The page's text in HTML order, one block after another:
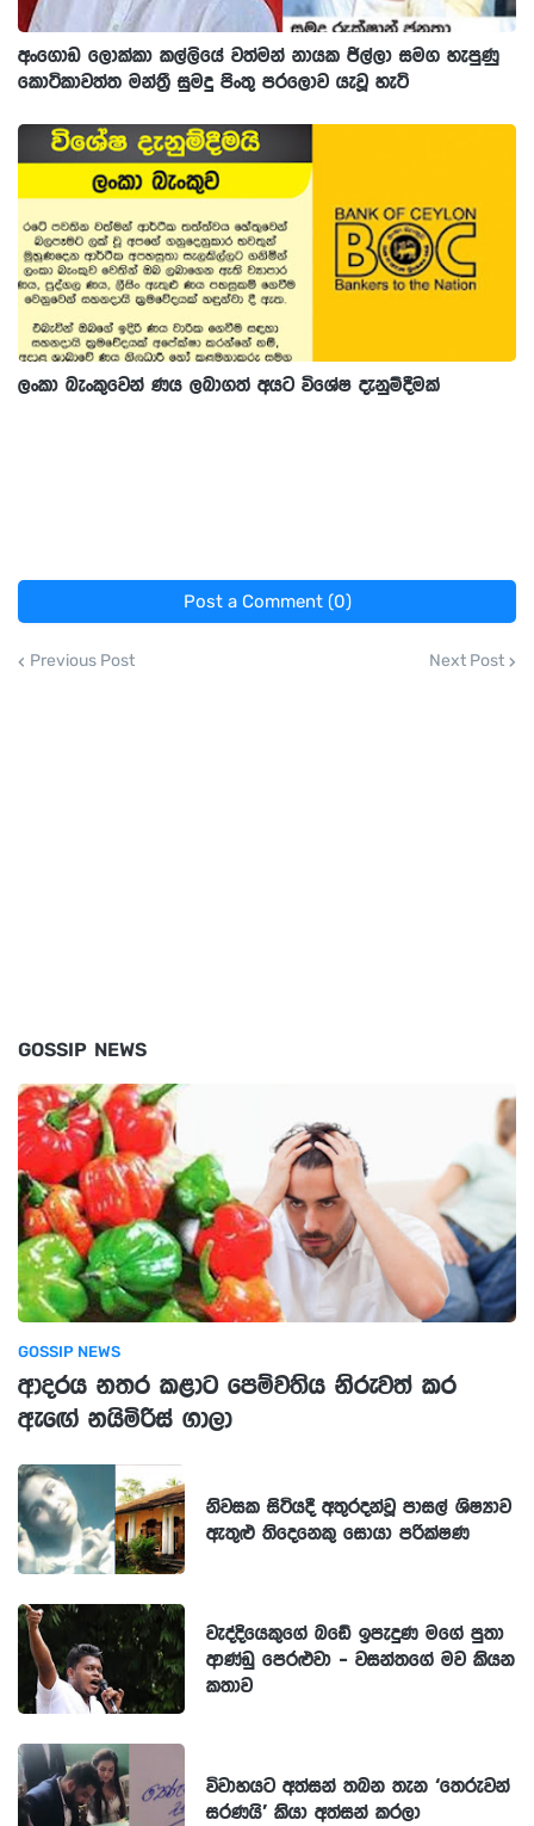
අංගොඩ ලොක්කා කල්ලියේ වත්මන් නායක ජිල්ලා සමග හැපුණු
කොටිකාවත්ත මන්ත්‍රී සුමදු පිංතු පරලොව යැවූ හැටි
ලංකා බැංකුවෙන් ණය ලබාගත් අයට විශේෂ දැනුම්දීමක්
Post a Comment (0)
Previous Post Next Post
GOSSIP NEWS
GOSSIP NEWS
ආදරය නතර කළාට පෙම්වතිය නිරුවත් කර
ඇඟේ නයිමිරිස් ගාලා
නිවසක සිටියදී අතුරදන්වූ පාසල් ශිෂ්‍යාව
ඇතුළු තිදෙනෙකු සොයා පරික්ෂණ
වැද්දියෙකුගේ බඩේ ඉපැදුණ මගේ පුතා
ආණ්ඩු පෙරළුවා - වසන්තගේ මව කියන
කතාව
විවාහයට අත්සන් තබන තැන ‘තෙරුවන්
සරණයි’ කියා අත්සන් කරලා